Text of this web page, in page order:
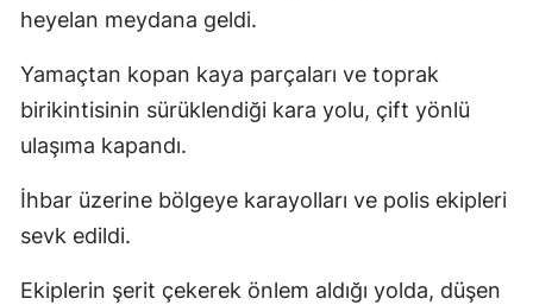
heyelan meydana geldi.
Yamaçtan kopan kaya parçaları ve toprak
birikintisinin sürüklendiği kara yolu, çift yönlü
ulaşıma kapandı.
İhbar üzerine bölgeye karayolları ve polis ekipleri
sevk edildi.
Ekiplerin şerit çekerek önlem aldığı yolda, düşen